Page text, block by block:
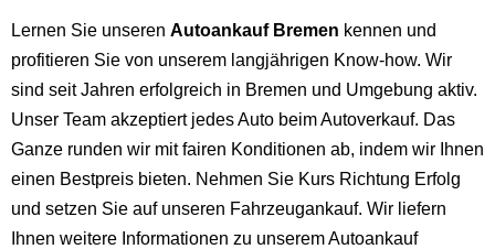
Lernen Sie unseren Autoankauf Bremen kennen und
profitieren Sie von unserem langjährigen Know-how. Wir
sind seit Jahren erfolgreich in Bremen und Umgebung aktiv.
Unser Team akzeptiert jedes Auto beim Autoverkauf. Das
Ganze runden wir mit fairen Konditionen ab, indem wir Ihnen
einen Bestpreis bieten. Nehmen Sie Kurs Richtung Erfolg
und setzen Sie auf unseren Fahrzeugankauf. Wir liefern
Ihnen weitere Informationen zu unserem Autoankauf